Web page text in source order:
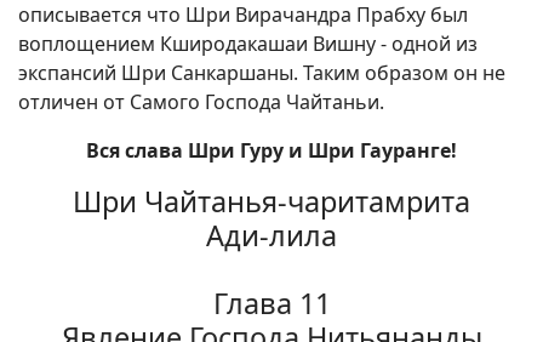
описывается что Шри Вирачандра Прабху был
воплощением Кширодакашаи Вишну - одной из
экспансий Шри Санкаршаны. Таким образом он не
отличен от Самого Господа Чайтаньи.
Вся слава Шри Гуру и Шри Гауранге!
Шри Чайтанья-чаритамрита
Ади-лила
Глава 11